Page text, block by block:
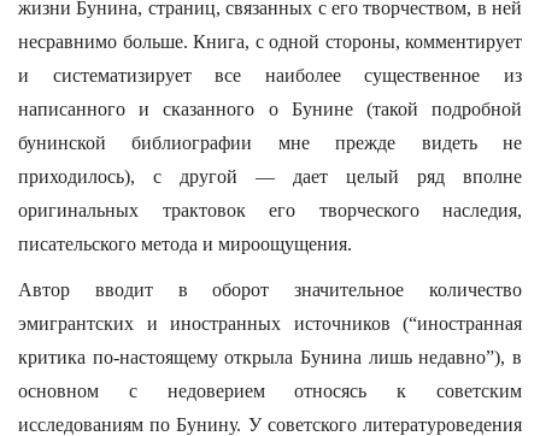
жизни Бунина, страниц, связанных с его творчеством, в ней
несравнимо больше. Книга, с одной стороны, комментирует
и систематизирует все наиболее существенное из
написанного и сказанного о Бунине (такой подробной
бунинской библиографии мне прежде видеть не
приходилось), с другой — дает целый ряд вполне
оригинальных трактовок его творческого наследия,
писательского метода и мироощущения.
Автор вводит в оборот значительное количество
эмигрантских и иностранных источников (“иностранная
критика по-настоящему открыла Бунина лишь недавно”), в
основном с недоверием относясь к советским
исследованиям по Бунину. У советского литературоведения